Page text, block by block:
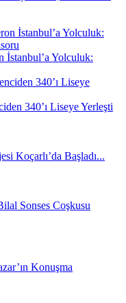
İstanbul’a Yolculuk:
340’ı Liseye Yerleşti
Koçarlı’da Başladı...
Sonses Coşkusu
Konuşma